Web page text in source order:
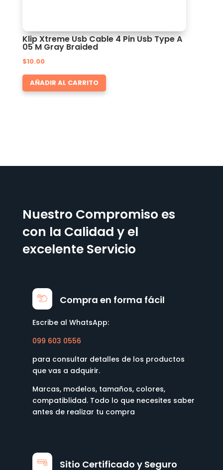
Klip Xtreme Usb Cable 4 Pin Usb Type A
05 M Gray Braided
$10.00
AÑADIR AL CARRITO
Nuestro Compromiso es
con la Calidad y el
excelente Servicio
Compra en forma fácil
Escribe al WhatsApp:
099 603 0556
para consultar detalles de los productos
que vas a adquirir.
Marcas, modelos, tamaños, colores,
compatiblidad. Todo lo que necesites saber
antes de realizar tu compra
Sitio Certificado y Seguro